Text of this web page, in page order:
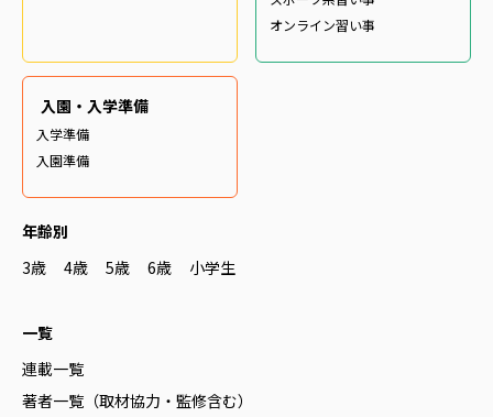
オンライン習い事
入園・入学準備
入学準備
入園準備
年齢別
3歳
4歳 5歳 6歳 小学生
一覧
連載一覧
著者一覧（取材協力・監修含む）